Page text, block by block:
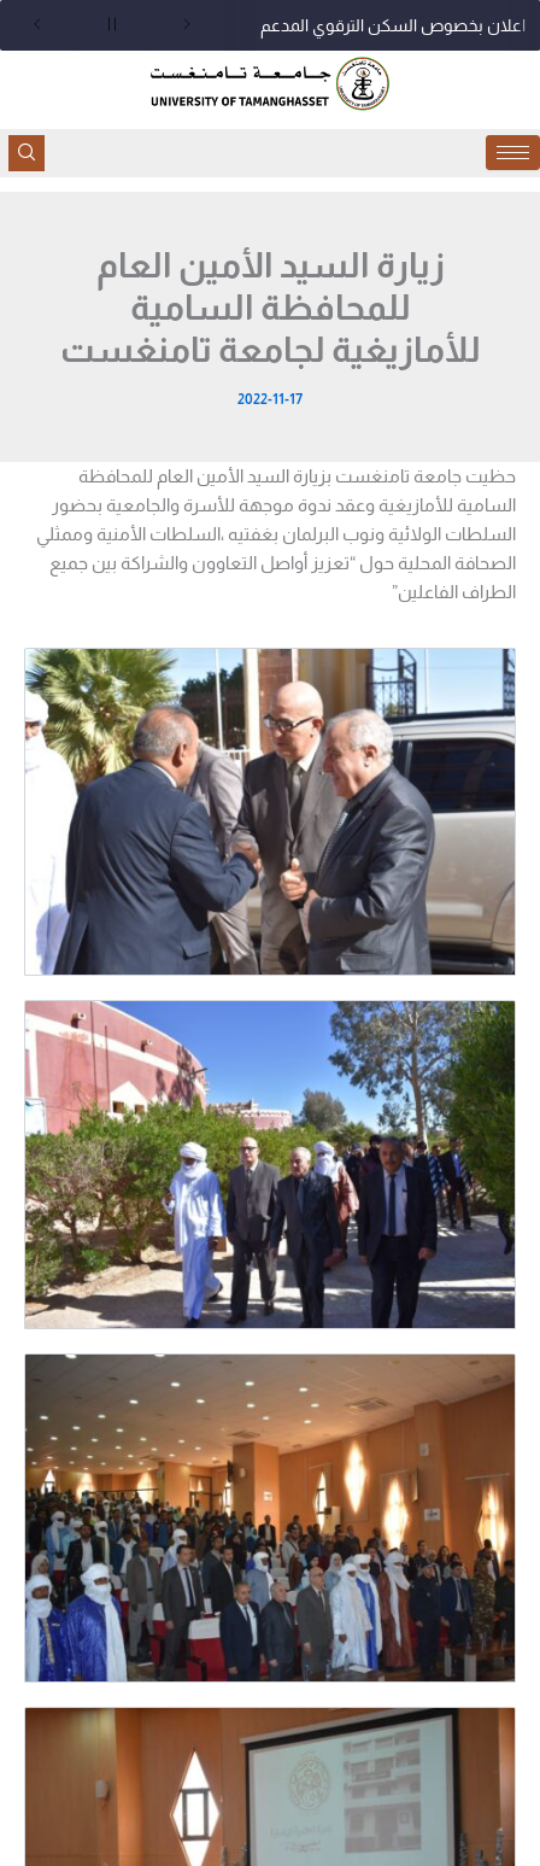
اعلان بخصوص السكن الترقوي المدعم
زيارة السيد الأمين العام
للمحافظة السامية
للأمازيغية لجامعة تامنغست
2022-11-17
حظيت جامعة تامنغست بزيارة السيد الأمين العام للمحافظة
السامية للأمازيغية وعقد ندوة موجهة للأسرة والجامعية بحضور
السلطات الولائية ونوب البرلمان بغفتيه ،السلطات الأمنية وممثلي
الصحافة المحلية حول “تعزيز أواصل التعاوون والشراكة بين جميع
الطراف الفاعلين”